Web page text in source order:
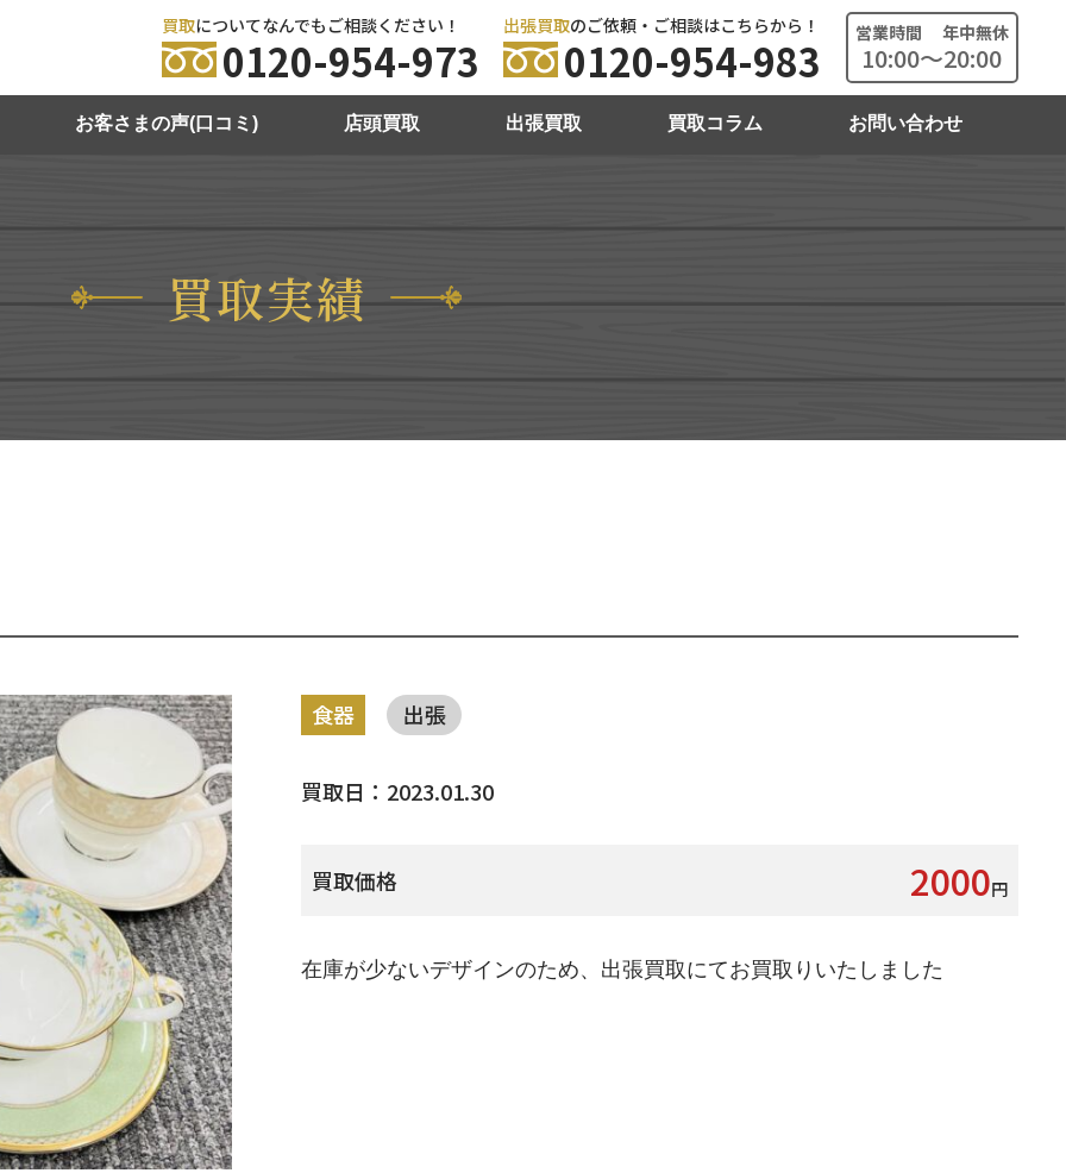
買取についてなんでもご相談ください！
0120-954-973
出張買取のご依頼・ご相談はこちらから！
0120-954-983
営業時間 年中無休
10:00～20:00
お客さまの声(口コミ) 店頭買取 出張買取 買取コラム お問い合わせ
買取実績
食器 出張
買取日：2023.01.30
買取価格 2000円
在庫が少ないデザインのため、出張買取にてお買取りいたしました